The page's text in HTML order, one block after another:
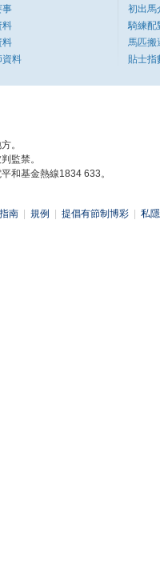
事
料
料
資料
初出馬
騎練配
馬匹搬
貼士指
。
監禁。
和基金熱線1834 633。
南 規例 提倡有節制博彩 私